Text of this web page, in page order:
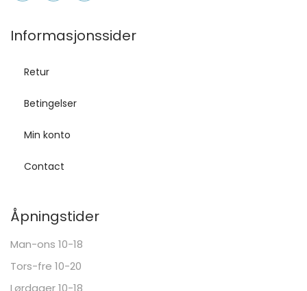
Informasjonssider
Retur
Betingelser
Min konto
Contact
Åpningstider
Man-ons 10-18
Tors-fre 10-20
Lørdager 10-18